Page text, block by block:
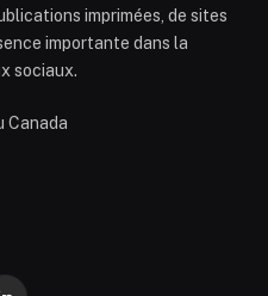
imprimées, de sites
importante dans la
sociaux.
Canada